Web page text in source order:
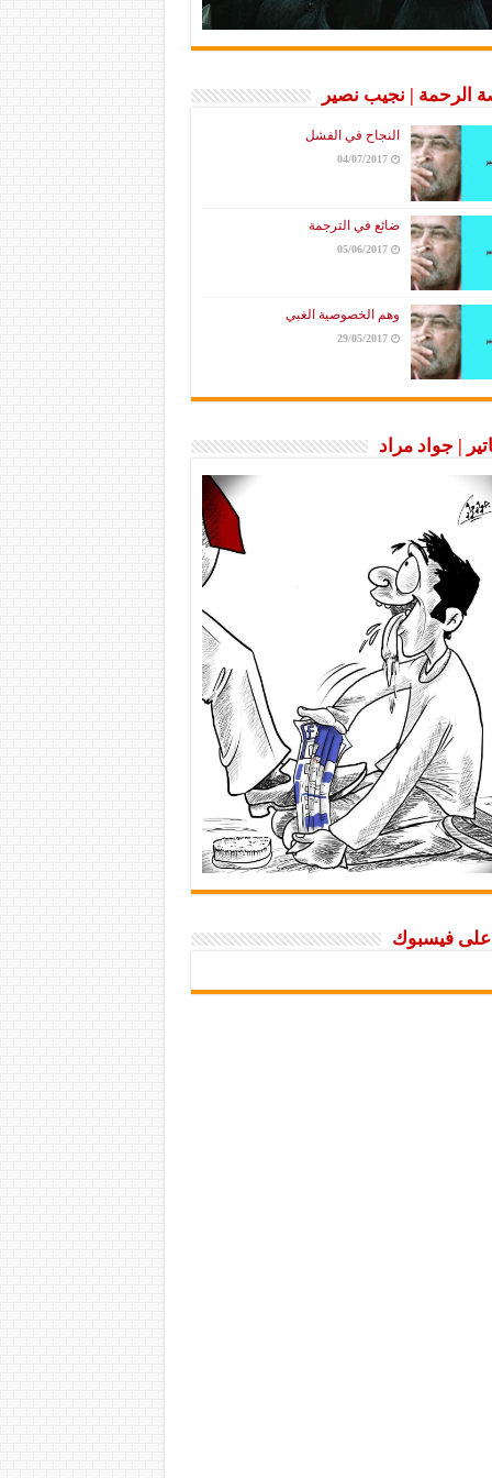
الرحمة | نجيب نصير
النجاح في الفشل
04/07/2017
ضائع في الترجمة
05/06/2017
وهم الخصوصية الغبي
29/05/2017
| جواد مراد
على فيسبوك